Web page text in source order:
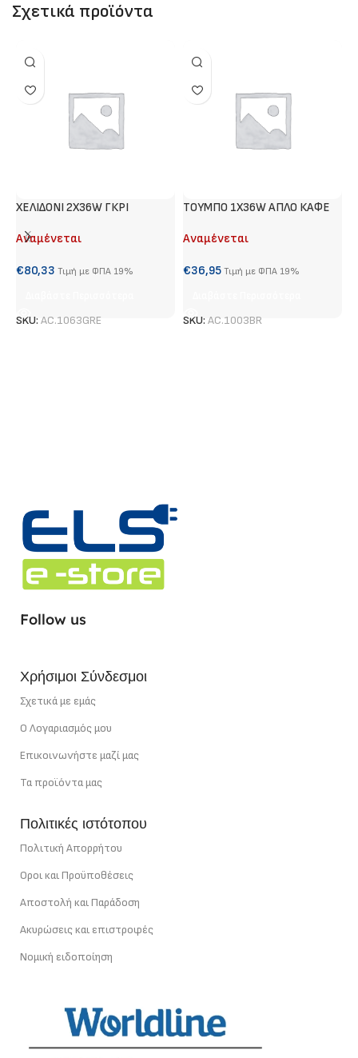
Σχετικά προϊόντα
ΧΕΛΙΔΟΝΙ 2Χ36W ΓΚΡΙ
Αναμένεται
€80,33 Τιμή με ΦΠΑ 19%
SKU: AC.1063GRE
ΤΟΥΜΠΟ 1Χ36W ΑΠΛΟ ΚΑΦΕ
Αναμένεται
€36,95 Τιμή με ΦΠΑ 19%
SKU: AC.1003BR
Follow us
Χρήσιμοι Σύνδεσμοι
Σχετικά με εμάς
Ο Λογαριασμός μου
Επικοινωνήστε μαζί μας
Τα προϊόντα μας
Πολιτικές ιστότοπου
Πολιτική Απορρήτου
Οροι και Προϋποθέσεις
Αποστολή και Παράδοση
Ακυρώσεις και επιστροφές
Νομική ειδοποίηση